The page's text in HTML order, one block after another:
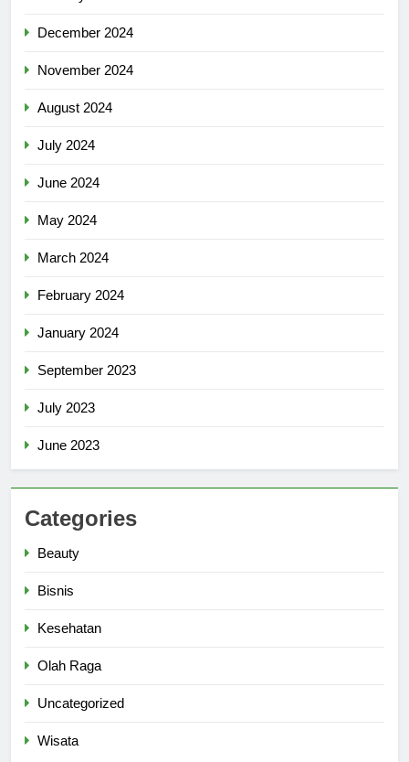
December 2024
November 2024
August 2024
July 2024
June 2024
May 2024
March 2024
February 2024
January 2024
September 2023
July 2023
June 2023
Categories
Beauty
Bisnis
Kesehatan
Olah Raga
Uncategorized
Wisata